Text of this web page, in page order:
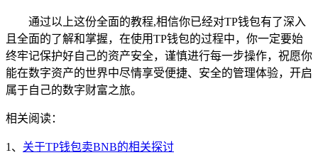
通过以上这份全面的教程,相信你已经对TP钱包有了深入
且全面的了解和掌握，在使用TP钱包的过程中，你一定要始
终牢记保护好自己的资产安全，谨慎进行每一步操作，祝愿你
能在数字资产的世界中尽情享受便捷、安全的管理体验，开启
属于自己的数字财富之旅。
相关阅读：
1、 关于TP钱包卖BNB的相关探讨